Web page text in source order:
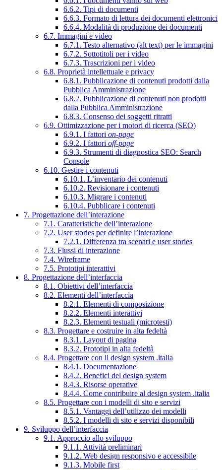
6.6.2. Tipi di documenti
6.6.3. Formato di lettura dei documenti elettronici
6.6.4. Modalità di produzione dei documenti
6.7. Immagini e video
6.7.1. Testo alternativo (alt text) per le immagini
6.7.2. Sottotitoli per i video
6.7.3. Trascrizioni per i video
6.8. Proprietà intellettuale e privacy
6.8.1. Pubblicazione di contenuti prodotti dalla
Pubblica Amministrazione
6.8.2. Pubblicazione di contenuti non prodotti
dalla Pubblica Amministrazione
6.8.3. Consenso dei soggetti ritratti
6.9. Ottimizzazione per i motori di ricerca (SEO)
6.9.1. I fattori on-page
6.9.2. I fattori off-page
6.9.3. Strumenti di diagnostica SEO: Search
Console
6.10. Gestire i contenuti
6.10.1. L’inventario dei contenuti
6.10.2. Revisionare i contenuti
6.10.3. Migrare i contenuti
6.10.4. Pubblicare i contenuti
7. Progettazione dell’interazione
7.1. Caratteristiche dell’interazione
7.2. User stories per definire l’interazione
7.2.1. Differenza tra scenari e user stories
7.3. Flussi di interazione
7.4. Wireframe
7.5. Prototipi interattivi
8. Progettazione dell’interfaccia
8.1. Obiettivi dell’interfaccia
8.2. Elementi dell’interfaccia
8.2.1. Elementi di composizione
8.2.2. Elementi interattivi
8.2.3. Elementi testuali (microtesti)
8.3. Progettare e costruire in alta fedeltà
8.3.1. Layout di pagina
8.3.2. Prototipi in alta fedeltà
8.4. Progettare con il design system .italia
8.4.1. Documentazione
8.4.2. Benefici del design system
8.4.3. Risorse operative
8.4.4. Come contribuire al design system .italia
8.5. Progettare con i modelli di sito e servizi
8.5.1. Vantaggi dell’utilizzo dei modelli
8.5.2. I modelli di sito e servizi disponibili
9. Sviluppo dell’interfaccia
9.1. Approccio allo sviluppo
9.1.1. Attività preliminari
9.1.2. Web design responsivo e accessibile
9.1.3. Mobile first